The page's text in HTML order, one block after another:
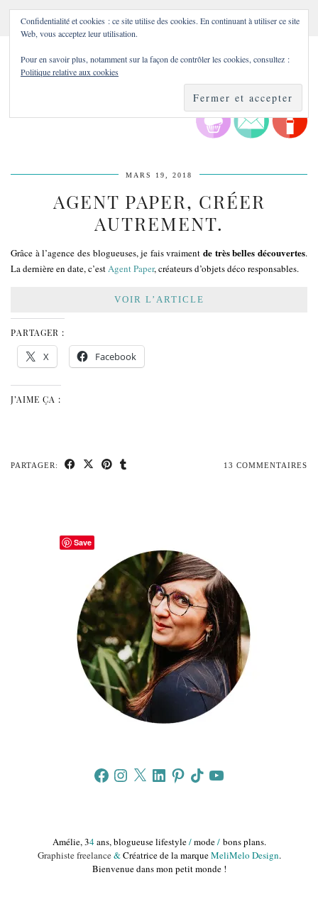
MARS 19, 2018
AGENT PAPER, CRÉER
AUTREMENT.
Grâce à l’agence des blogueuses, je fais vraiment de très belles découvertes.
La dernière en date, c’estAgent Paper, créateurs d’objets déco responsables.
VOIR L’ARTICLE
PARTAGER :
X Facebook
J’AIME ÇA :
PARTAGER: 13 COMMENTAIRES
FacebookInstagram
X LinkedInPinterestTikTokYouTube
Amélie, 34ans, blogueuse lifestyle/mode/bons plans.
Graphiste freelance&Créatrice de la marqueMeliMelo Design.
Bienvenue dans mon petit monde !
Confidentialité et cookies : ce site utilise des cookies. En continuant à utiliser ce site
Web, vous acceptez leur utilisation.
Pour en savoir plus, notamment sur la façon de contrôler les cookies, consultez :
Politique relative aux cookies
Save